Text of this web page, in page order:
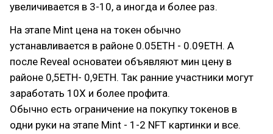
увеличивается в 3-10, а иногда и более раз.
На этапе Mint цена на токен обычно
устанавливается в районе 0.05ETH - 0.09ETH. А
после Reveal основатеи объявляют мин цену в
районе 0,5ETH- 0,9ETH. Так ранние участники могут
заработать 10X и более профита.
Обычно есть ограничение на покупку токенов в
одни руки на этапе Mint - 1-2 NFT картинки и все.